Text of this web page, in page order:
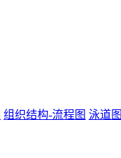
组织结构-流程图 泳道图